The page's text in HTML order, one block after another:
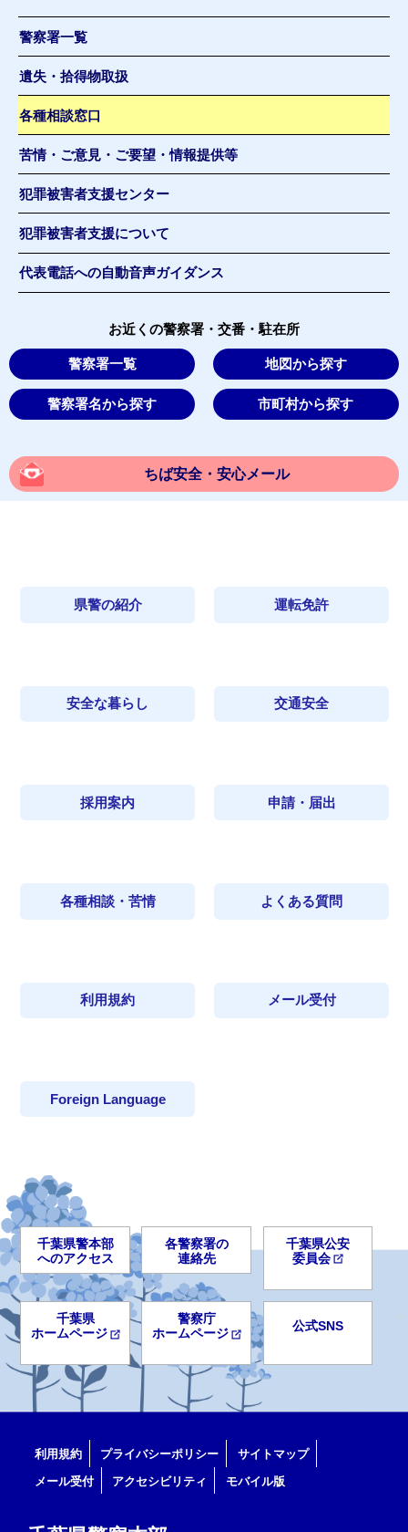
警察署一覧
遺失・拾得物取扱
各種相談窓口
苦情・ご意見・ご要望・情報提供等
犯罪被害者支援センター
犯罪被害者支援について
代表電話への自動音声ガイダンス
お近くの警察署・交番・駐在所
警察署一覧 地図から探す
警察署名から探す 市町村から探す
ちば安全・安心メール
県警の紹介 運転免許
安全な暮らし 交通安全
採用案内 申請・届出
各種相談・苦情 よくある質問
利用規約 メール受付
Foreign Language
千葉県警本部
へのアクセス
各警察署の
連絡先
千葉県公安
委員会
千葉県
ホームページ
警察庁
ホームページ
公式SNS
利用規約 プライバシーポリシー
サイトマップ
メール受付
アクセシビリティ モバイル版